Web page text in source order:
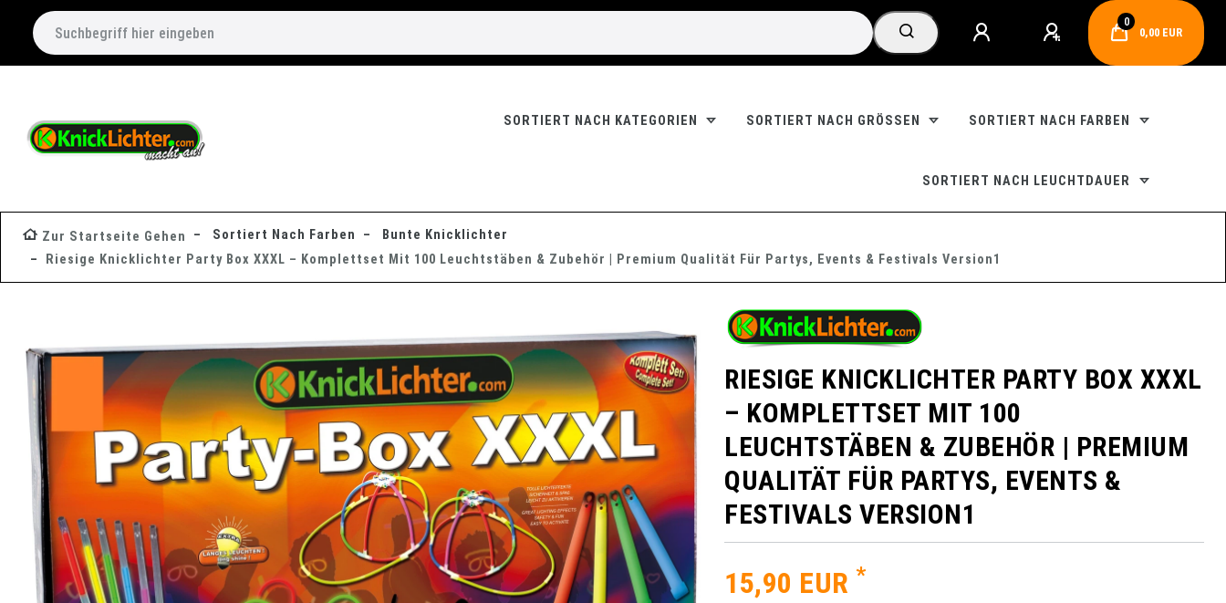
0
0,00 EUR
SORTIERT NACH KATEGORIEN SORTIERT NACH GRÖSSEN SORTIERT NACH FARBEN
SORTIERT NACH LEUCHTDAUER
Zur Startseite Gehen Sortiert Nach Farben
Bunte Knicklichter
Riesige Knicklichter Party Box XXXL – Komplettset Mit 100 Leuchtstäben & Zubehör | Premium Qualität Für Partys, Events & Festivals Version1
RIESIGE KNICKLICHTER PARTY BOX XXXL
– KOMPLETTSET MIT 100
LEUCHTSTÄBEN & ZUBEHÖR | PREMIUM
QUALITÄT FÜR PARTYS, EVENTS &
FESTIVALS VERSION1
15,90 EUR *